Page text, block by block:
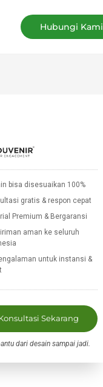
Hubungi Kami
bisa disesuaikan 100%
gratis & respon cepat
Premium & Bergaransi
aman ke seluruh
untuk instansi &
Sekarang
dari desain sampai jadi.